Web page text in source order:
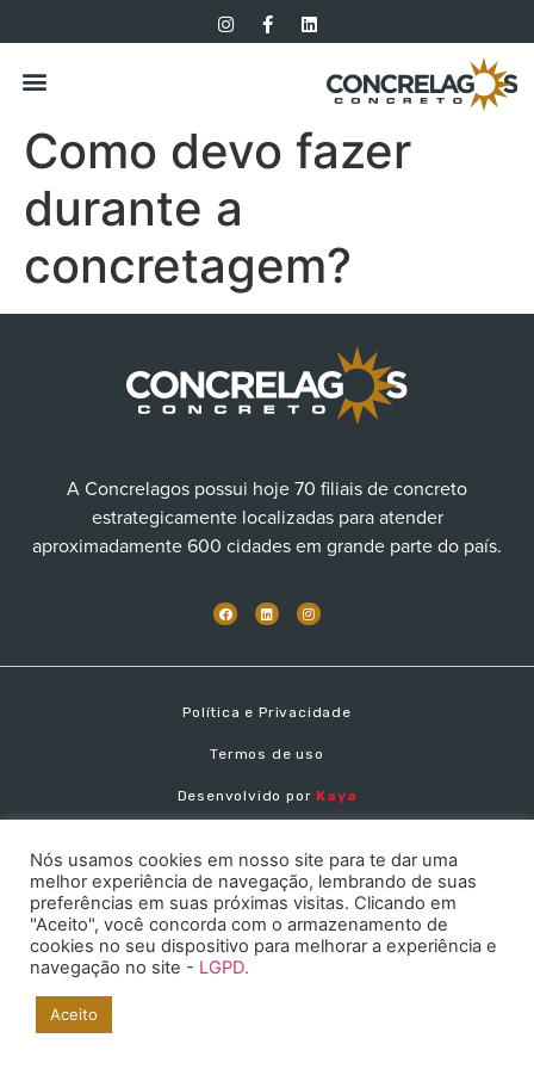
Como devo fazer
durante a
concretagem?
A Concrelagos possui hoje 70 filiais de concreto
estrategicamente localizadas para atender
aproximadamente 600 cidades em grande parte do país.
Política e Privacidade
Termos de uso
Desenvolvido por Kaya
Nós usamos cookies em nosso site para te dar uma
melhor experiência de navegação, lembrando de suas
preferências em suas próximas visitas. Clicando em
"Aceito", você concorda com o armazenamento de
cookies no seu dispositivo para melhorar a experiência e
navegação no site - LGPD.
Aceito